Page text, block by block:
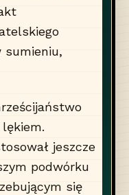
sumieniu,
jeszcze
podwórku
się